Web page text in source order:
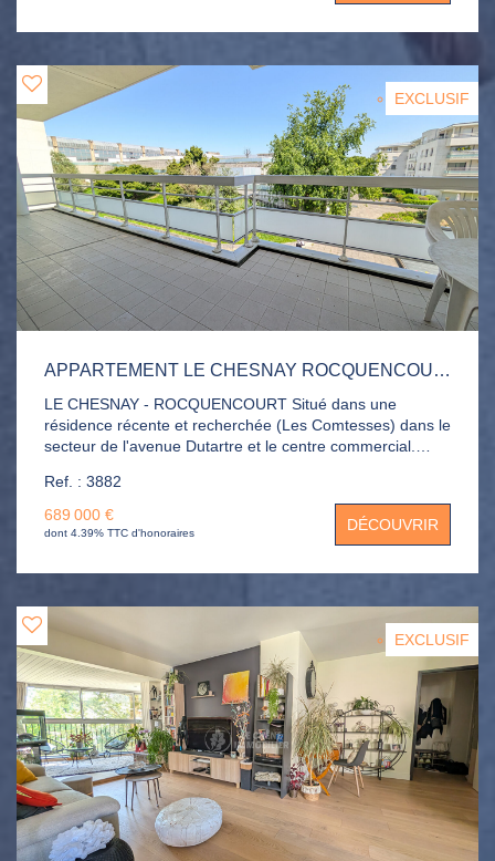
EXCLUSIF
APPARTEMENT LE CHESNAY ROCQUENCOURT 5 PIÈCE(S) 120 M2
LE CHESNAY - ROCQUENCOURT Situé dans une
résidence récente et recherchée (Les Comtesses) dans le
secteur de l'avenue Dutartre et le centre commercial.
entrée, double séjour de 40m² donnant sur balcon-
terrasse, cuisine indépendante, 3 chambres sur balcon
dont une suite parentale de 20m². salle de bains, salle de
caves directement accessible par l'ascenseur.
Ref. : 3882
689 000 €
dont 4.39% TTC d'honoraires DÉCOUVRIR
EXCLUSIF